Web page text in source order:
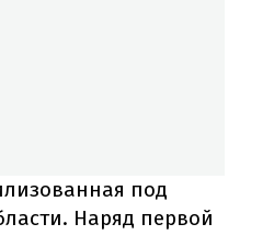
под
Наряд первой